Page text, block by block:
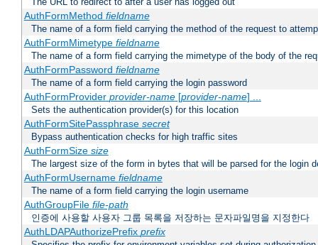
AuthFormMethod fieldname
The name of a form field carrying the method of the request to
AuthFormMimetype fieldname
The name of a form field carrying the mimetype of the body of the
AuthFormPassword fieldname
The name of a form field carrying the login password
AuthFormProvider provider-name[provider-name] ...
Sets the authentication provider(s) for this location
AuthFormSitePassphrase secret
Bypass authentication checks for high traffic sites
AuthFormSize size
The largest size of the form in bytes that will be parsed for the login
AuthFormUsername fieldname
The name of a form field carrying the login username
AuthGroupFile file-path
인증에 사용할 사용자 그룹 목록을 저장하는 문자파일명을 지정한다
AuthLDAPAuthorizePrefix prefix